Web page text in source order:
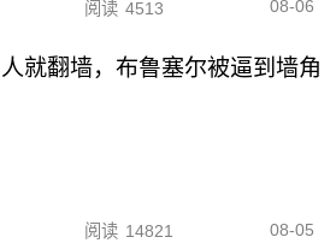
阅读 4513 08-06
就翻墙，布鲁塞尔被逼到墙角
阅读 14821 08-05